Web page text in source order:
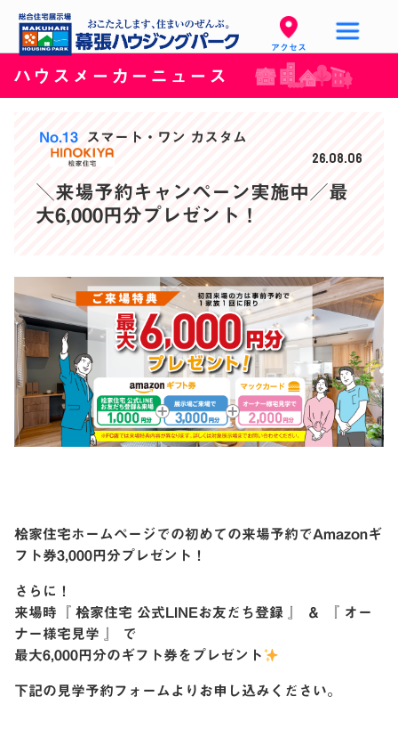
アクセス
ハウスメーカーニュース
No.13 スマート・ワン カスタム
26.08.06
＼来場予約キャンペーン実施中／最
大6,000円分プレゼント！
桧家住宅ホームページでの初めての来場予約で⁡⁡⁡Amazonギ
フト券3,000円分プレゼント！⁡⁡⁡⁡​​​​​​
さらに！
来場時『 桧家住宅 公式LINEお友だち登録 』 ＆ 『 オー
ナー様宅見学 』 で
最大6,000円分のギフト券をプレゼント
下記の見学予約フォームよりお申し込みください。